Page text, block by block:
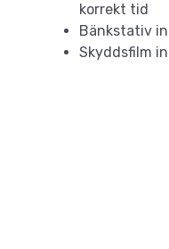
korrekt tid
Bänkstativ
Skyddsfilm